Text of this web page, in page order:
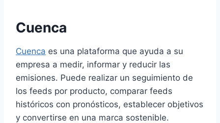
Cuenca
Cuenca es una plataforma que ayuda a su
empresa a medir, informar y reducir las
emisiones. Puede realizar un seguimiento de
los feeds por producto, comparar feeds
históricos con pronósticos, establecer objetivos
y convertirse en una marca sostenible.